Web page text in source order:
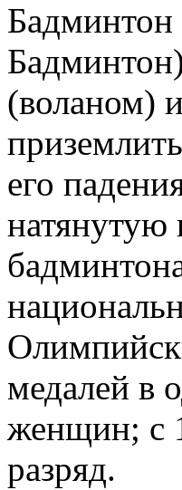
Бадминтон
(воланом)
его
натянутую
медалей в
женщин; с
разряд.